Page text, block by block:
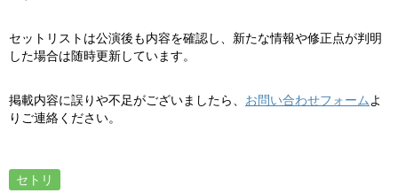
セットリストは公演後も内容を確認し、新たな情報や修正点が判明
した場合は随時更新しています。
掲載内容に誤りや不足がございましたら、 お問い合わせフォーム よ
りご連絡ください。
セトリ